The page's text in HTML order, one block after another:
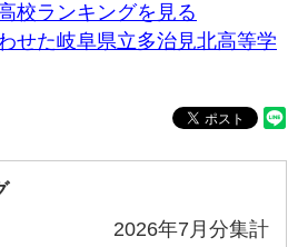
校ランキングを見る
せた岐阜県立多治見北高等学
2026年7月分集計